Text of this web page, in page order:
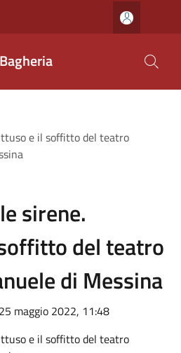
e il soffitto del teatro
sirene.
del teatro
di Messina
maggio 2022, 11:48
e il soffitto del teatro